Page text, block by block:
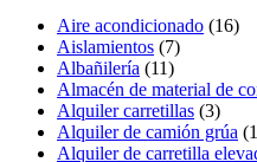
Aire acondicionado (16)
Aislamientos (7)
Albañilería (11)
Almacén de material de
Alquiler carretillas (3)
Alquiler de camión grúa
Alquiler de carretilla